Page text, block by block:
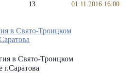
13 01.11.2016 16:00
в Свято-Троицком
г.Саратова